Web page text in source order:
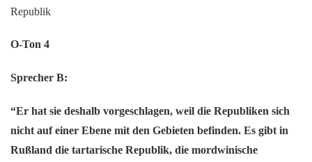
Republik
O-Ton 4
Sprecher B:
“Er hat sie deshalb vorgeschlagen, weil die Republiken sich
nicht auf einer Ebene mit den Gebieten befinden. Es gibt in
Rußland die tartarische Republik, die mordwinische